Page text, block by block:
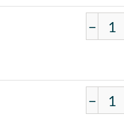
−
−